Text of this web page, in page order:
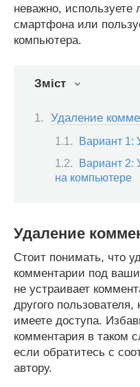
неважно,
смартфона или
компьютера.
Зміст
Удаление
Вариант 1:
Вариант 2:
на компьютере
Удаление
Стоит понимать, что
комментарии под
не устраивает
другого пользователя,
имеете доступа.
комментария в таком
если обратитесь с
автору.